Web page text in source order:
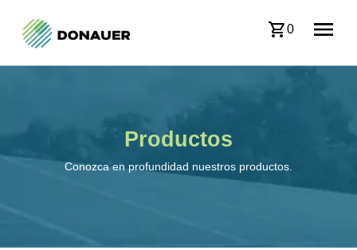
0
Productos
Conozca en profundidad nuestros productos.